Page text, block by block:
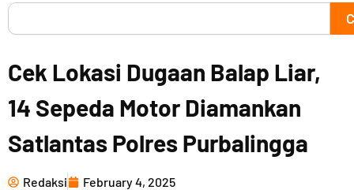
Search
Cek Lokasi Dugaan Balap Liar,
14 Sepeda Motor Diamankan
Satlantas Polres Purbalingga
Redaksi February 4, 2025